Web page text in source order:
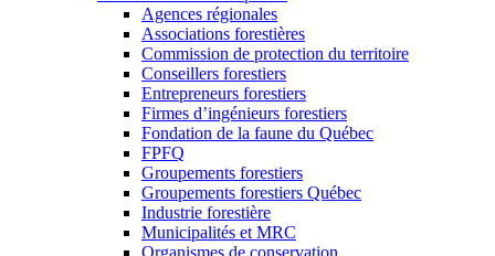
Agences régionales
Associations forestières
Commission de protection du territoire
Conseillers forestiers
Entrepreneurs forestiers
Firmes d’ingénieurs forestiers
Fondation de la faune du Québec
FPFQ
Groupements forestiers
Groupements forestiers Québec
Industrie forestière
Municipalités et MRC
Organismes de conservation